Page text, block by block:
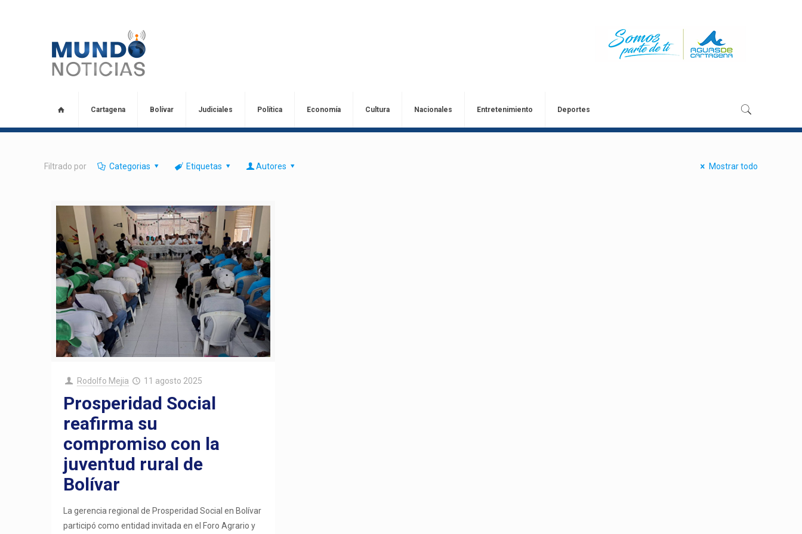
Cartagena Bolívar Judiciales Política Economía Cultura Nacionales Entretenimiento Deportes
Filtrado por Categorias Etiquetas Autores Mostrar todo
Rodolfo Mejia 11 agosto 2025
Prosperidad Social
reafirma su
compromiso con la
juventud rural de
Bolívar
La gerencia regional de Prosperidad Social en Bolívar
participó como entidad invitada en el Foro Agrario y